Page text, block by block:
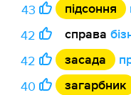
43
підсоння
42
справа
42
засада
40
загарбник